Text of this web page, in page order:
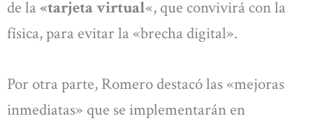
de la «tarjeta virtual«, que convivirá con la
física, para evitar la «brecha digital».
Por otra parte, Romero destacó las «mejoras
inmediatas» que se implementarán en